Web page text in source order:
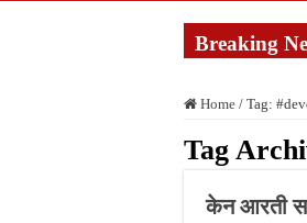
Breaking
Home / Tag:
Tag
केन आरती